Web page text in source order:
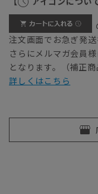
注文画面でお急ぎ発送
さらにメルマガ会員
となります。（補正
詳しくはこちら